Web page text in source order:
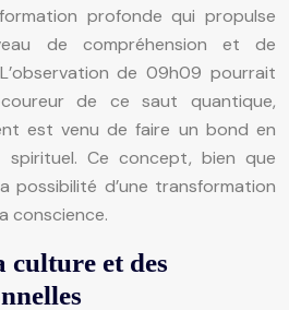
profonde qui propulse
de compréhension et de
de 09h09 pourrait
de ce saut quantique,
est venu de faire un bond en
Ce concept, bien que
possibilité d’une transformation
conscience.
culture et des